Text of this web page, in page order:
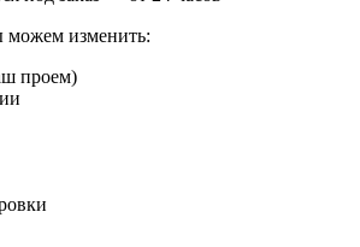
изменить:
проем)